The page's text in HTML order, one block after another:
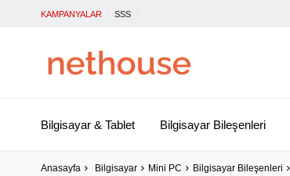
KAMPANYALAR SSS
Bilgisayar & Tablet Bilgisayar Bileşenleri
Anasayfa Bilgisayar Mini PC Bilgisayar Bileşenleri